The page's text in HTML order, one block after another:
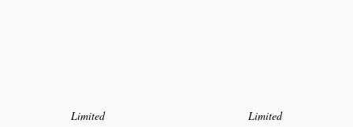
Limited Limited